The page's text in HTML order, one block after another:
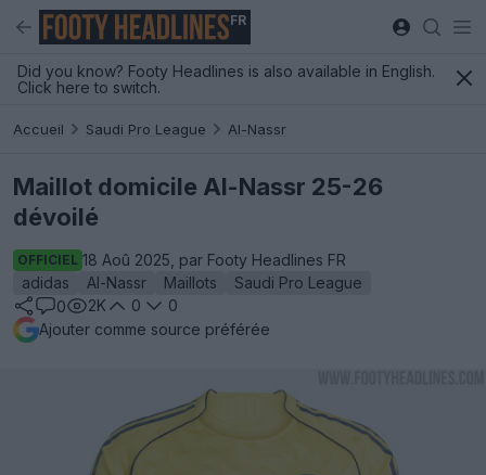
FR
Did you know? Footy Headlines is also available in English.
Click here to switch.
Accueil Saudi Pro League Al-Nassr
Maillot domicile Al-Nassr 25-26
dévoilé
OFFICIEL 18 Aoû 2025, par Footy Headlines FR
adidas
Al-Nassr Maillots
Saudi Pro League
0
2K 0
0
Ajouter comme source préférée